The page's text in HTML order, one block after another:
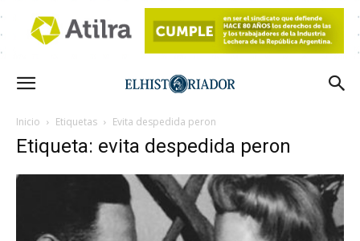
Inicio Etiquetas Evita despedida peron
Etiqueta: evita despedida peron